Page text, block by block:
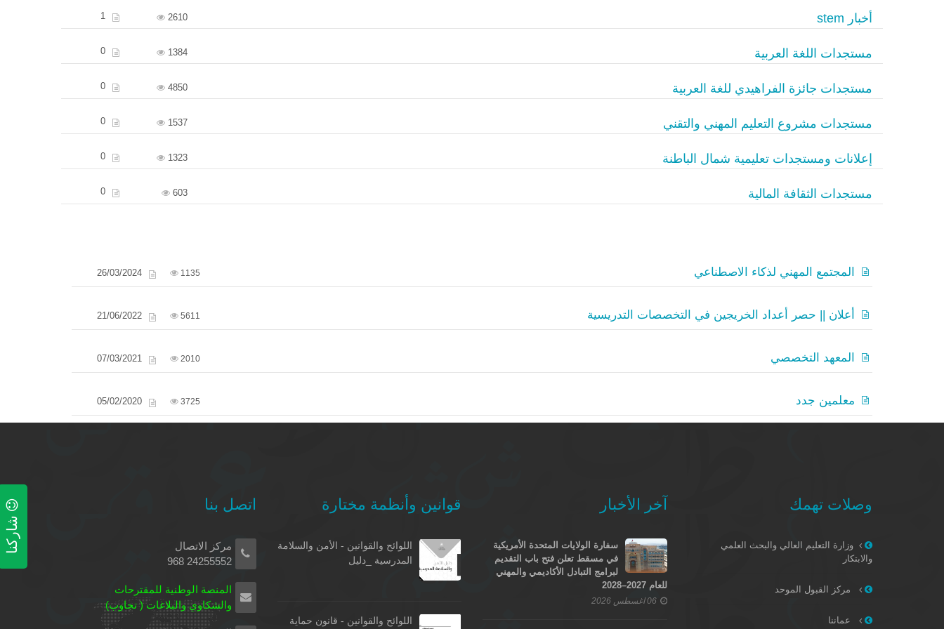
أخبار stem 2610
1
مستجدات اللغة العربية 1384
0
مستجدات جائزة الفراهيدي للغة العربية 4850
0
مستجدات مشروع التعليم المهني والتقني 1537
0
إعلانات ومستجدات تعليمية شمال الباطنة 1323
0
مستجدات الثقافة المالية 603
0
المجتمع المهني لذكاء الاصطناعي 1135
26/03/2024
أعلان || حصر أعداد الخريجين في التخصصات التدريسية 5611
21/06/2022
المعهد التخصصي 2010
07/03/2021
معلمين جدد 3725
05/02/2020
وصلات تهمك
وزارة التعليم العالي والبحث العلمي
والابتكار
مركز القبول الموحد
عماننا
آخر الأخبار
سفارة الولايات المتحدة الأمريكية
في مسقط تعلن فتح باب التقديم
لبرامج التبادل الأكاديمي والمهني
للعام 2027–2028
06 اغسطس 2026
قوانين وأنظمة مختارة
اللوائح والقوانين - الأمن والسلامة
المدرسية _دليل
اللوائح والقوانين - قانون حماية
اتصل بنا
مركز الاتصال
24255552 968
المنصة الوطنية للمقترحات
والشكاوي والبلاغات ( تجاوب)
شاركنا